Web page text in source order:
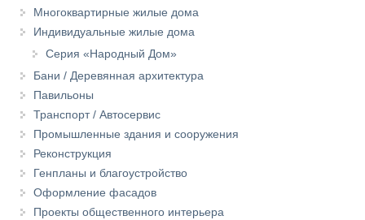
Многоквартирные жилые дома
Индивидуальные жилые дома
Серия «Народный Дом»
Бани / Деревянная архитектура
Павильоны
Транспорт / Автосервис
Промышленные здания и сооружения
Реконструкция
Генпланы и благоустройство
Оформление фасадов
Проекты общественного интерьера